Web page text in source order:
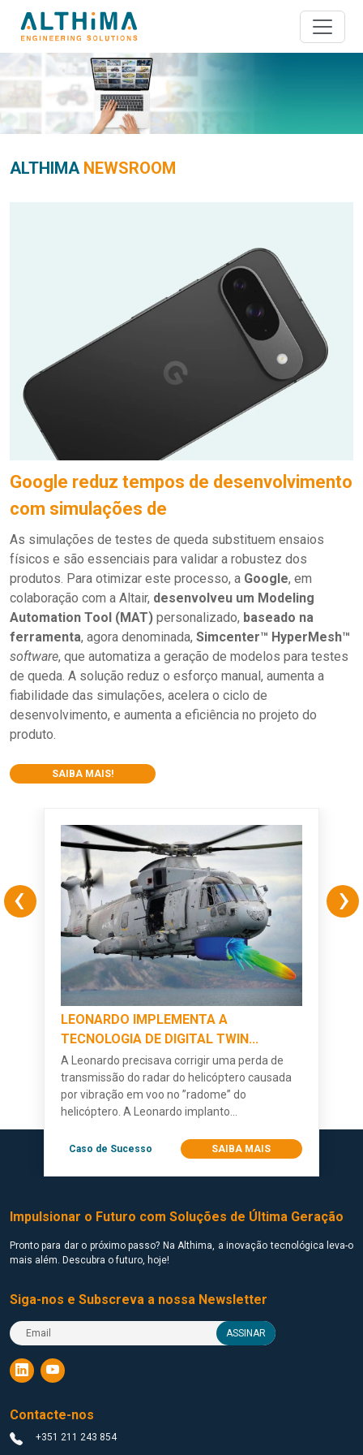
ALTHIMA NEWSROOM
Google reduz tempos de desenvolvimento
com simulações de
As simulações de testes de queda substituem ensaios
físicos e são essenciais para validar a robustez dos
produtos. Para otimizar este processo, a Google, em
colaboração com a Altair, desenvolveu um Modeling
Automation Tool (MAT) personalizado, baseado na
ferramenta, agora denominada, Simcenter™ HyperMesh™
software, que automatiza a geração de modelos para testes
de queda. A solução reduz o esforço manual, aumenta a
fiabilidade das simulações, acelera o ciclo de
desenvolvimento, e aumenta a eficiência no projeto do
produto.
SAIBA MAIS!
LEONARDO IMPLEMENTA A
TECNOLOGIA DE DIGITAL TWIN...
A Leonardo precisava corrigir uma perda de
transmissão do radar do helicóptero causada
por vibração em voo no ”radome” do
helicóptero. A Leonardo implanto...
Caso de Sucesso SAIBA MAIS
‹ ›
Impulsionar o Futuro com Soluções de Última Geração
Pronto para dar o próximo passo? Na Althima, a inovação tecnológica leva-o
mais além. Descubra o futuro, hoje!
Siga-nos e Subscreva a nossa Newsletter
ASSINAR
Contacte-nos
+351 211 243 854